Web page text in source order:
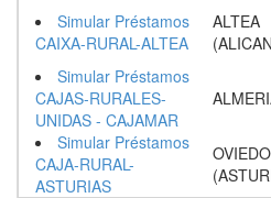
Simular Préstamos
CAIXA-RURAL-ALTEA
ALTEA
Simular Préstamos
CAJAS-RURALES-
UNIDAS - CAJAMAR
Simular Préstamos
CAJA-RURAL-
ASTURIAS
OVIEDO